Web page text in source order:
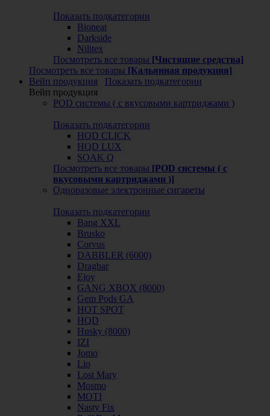
Показать подкатегории
Bioneat
Darkside
Nilitex
Посмотреть все товары [Чистящие средства]
Посмотреть все товары [Кальянная продукция]
Вейп продукция
Показать подкатегории
Вейп продукция
POD системы ( с вкусовыми картриджами )
Показать подкатегории
HQD CLICK
HQD LUX
SOAK Q
Посмотреть все товары [POD системы ( с
вкусовыми картриджами )]
Одноразовые электронные сигареты
Показать подкатегории
Bang XXL
Brusko
Corvus
DABBLER (6000)
Dragbar
Ejoy
GANG XBOX (8000)
Gem Pods GA
HOT SPOT
HQD
Husky (8000)
IZI
Jomo
Lio
Lost Mary
Mosmo
MOTI
Nasty Fix